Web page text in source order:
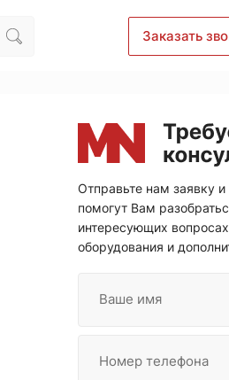
Заказать
Отправьте нам заявку
помогут Вам
интересующих
оборудования и
Ваше имя
Номер телефона